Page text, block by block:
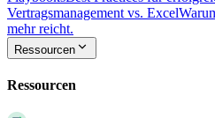
Vertragsmanagement vs. Excel
mehr reicht.
Ressourcen
Ressourcen